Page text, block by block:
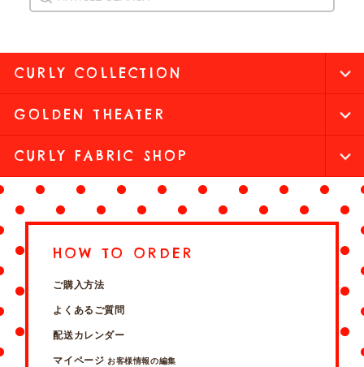
CURLY COLLECTION
GOLDEN THEATER
CURLY FABRIC SHOP
HOW TO ORDER
ご購入方法
よくあるご質問
配送カレンダー
マイページ お客様情報の編集